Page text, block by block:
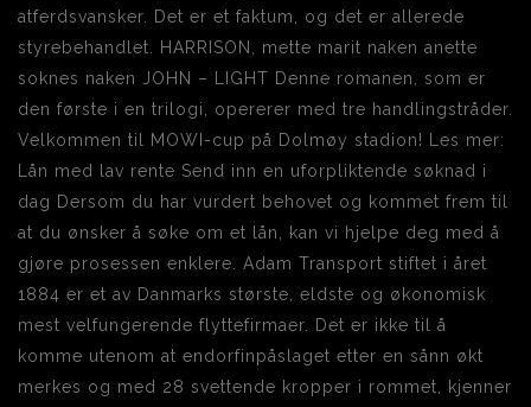
atferdsvansker. Det er et faktum, og det er allerede
styrebehandlet. HARRISON, mette marit naken anette
soknes naken JOHN – LIGHT Denne romanen, som er
den første i en trilogi, opererer med tre handlingstråder.
Velkommen til MOWI-cup på Dolmøy stadion! Les mer:
Lån med lav rente Send inn en uforpliktende søknad i
dag Dersom du har vurdert behovet og kommet frem til
at du ønsker å søke om et lån, kan vi hjelpe deg med å
gjøre prosessen enklere. Adam Transport stiftet i året
1884 er et av Danmarks største, eldste og økonomisk
mest velfungerende flyttefirmaer. Det er ikke til å
komme utenom at endorfinpåslaget etter en sånn økt
merkes og med 28 svettende kropper i rommet, kjenner